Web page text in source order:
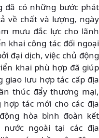
đã có những bước phát
về chất và lượng, ngày
mưu đắc lực cho lãnh
khai công tác đối ngoại
đại dịch, việc chủ động
khai phù hợp đã giúp
giao lưu hợp tác cấp địa
thúc đẩy thương mại,
tác mới cho các địa
hòa bình đoàn kết
ngoài tại các địa